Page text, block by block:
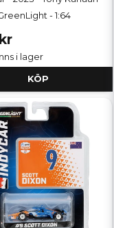
- 1:64
i lager
KÖP